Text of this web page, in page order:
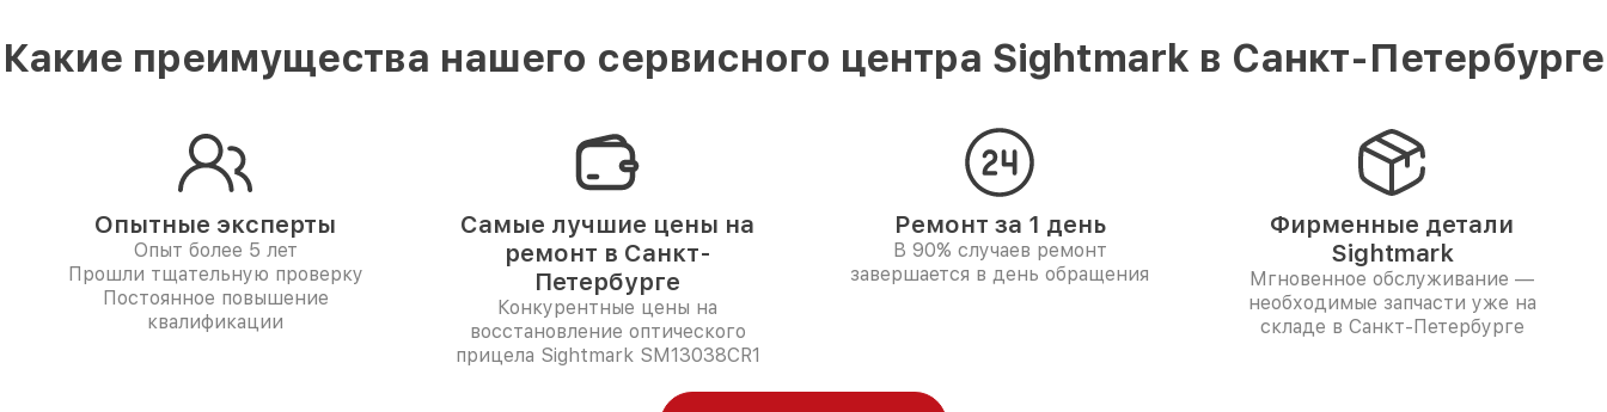
Какие преимущества нашего сервисного центра Sightmark в Санкт-Петербурге
Опытные эксперты
Опыт более 5 лет
Прошли тщательную проверку
Постоянное повышение
квалификации
Самые лучшие цены на
ремонт в Санкт-
Петербурге
Конкурентные цены на
восстановление оптического
прицела Sightmark SM13038CR1
Ремонт за 1 день
В 90% случаев ремонт
завершается в день обращения
Фирменные детали
Sightmark
Мгновенное обслуживание —
необходимые запчасти уже на
складе в Санкт-Петербурге